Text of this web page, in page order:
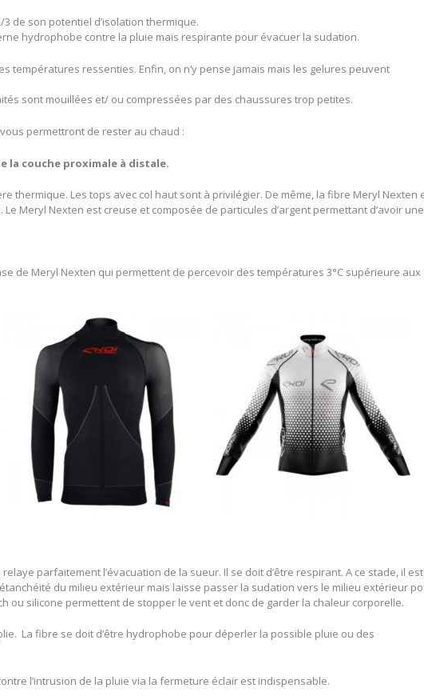
de son potentiel d’isolation thermique.
hydrophobe contre la pluie mais respirante pour évacuer la sudation.
températures ressenties. Enfin, on n’y pense jamais mais les gelures peuvent
sont mouillées et/ ou compressées par des chaussures trop petites.
permettront de rester au chaud :
la couche proximale à distale.
thermique. Les tops avec col haut sont à privilégier. De même, la fibre Meryl Nexten
Meryl Nexten est creuse et composée de particules d’argent permettant d’avoir une
de Meryl Nexten qui permettent de percevoir des températures 3°C supérieure aux
parfaitement l’évacuation de la sueur. Il se doit d’être respirant. A ce stade, il est
du milieu extérieur mais laisse passer la sudation vers le milieu extérieur
ou silicone permettent de stopper le vent et donc de garder la chaleur corporelle.
La fibre se doit d’être hydrophobe pour déperler la possible pluie ou des
l’intrusion de la pluie via la fermeture éclair est indispensable.